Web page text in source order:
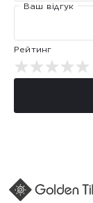
Ваш відгук
Рейтинг